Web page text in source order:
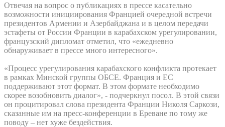
Отвечая на вопрос о публикациях в прессе касательно
возможности инициирования Францией очередной встречи
президентов Армении и Азербайджана и в целом передачи
эстафеты от России Франции в карабахском урегулировании,
французский дипломат отметил, что «ежедневно
обнаруживает в прессе много интересного».
«Процесс урегулирования карабахского конфликта протекает
в рамках Минской группы ОБСЕ. Франция и ЕС
поддерживают этот формат. В этом формате необходимо
скорее возобновить диалог», - подчеркнул посол. В этой связи
он процитировал слова президента Франции Николя Саркози,
сказанные им на пресс-конференции в Ереване по тому же
поводу – нет хуже бездействия.